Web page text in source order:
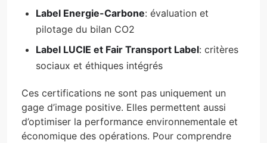
Label Energie-Carbone: évaluation et
pilotage du bilan CO2
Label LUCIE et Fair Transport Label: critères
sociaux et éthiques intégrés
Ces certifications ne sont pas uniquement un
gage d’image positive. Elles permettent aussi
d’optimiser la performance environnementale et
économique des opérations. Pour comprendre